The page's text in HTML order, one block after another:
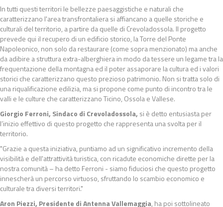
In tutti questi territori le bellezze paesaggistiche e naturali che
caratterizzano l'area transfrontaliera si affiancano a quelle storiche e
culturali del territorio, a partire da quelle di Crevoladossola. Il progetto
prevede qui il recupero di un edificio storico, la Torre del Ponte
Napoleonico, non solo da restaurare (come sopra menzionato) ma anche
da adibire a struttura extra-alberghiera in modo da tessere un legame tra la
frequentazione della montagna ed il poter assaporare la cultura ed i valori
storici che caratterizzano questo prezioso patrimonio. Non si tratta solo di
una riqualificazione edilizia, ma si propone come punto di incontro tra le
valli e le culture che caratterizzano Ticino, Ossola e Vallese.
Giorgio Ferroni, Sindaco di Crevoladossola, si è detto entusiasta per
l’inizio effettivo di questo progetto che rappresenta una svolta per il
territorio.
"Grazie a questa iniziativa, puntiamo ad un significativo incremento della
visibilità e dell'attrattività turistica, con ricadute economiche dirette per la
nostra comunità – ha detto Ferroni - siamo fiduciosi che questo progetto
innescherà un percorso virtuoso, sfruttando lo scambio economico e
culturale tra diversi territori."
Aron Piezzi, Presidente di Antenna Vallemaggia, ha poi sottolineato